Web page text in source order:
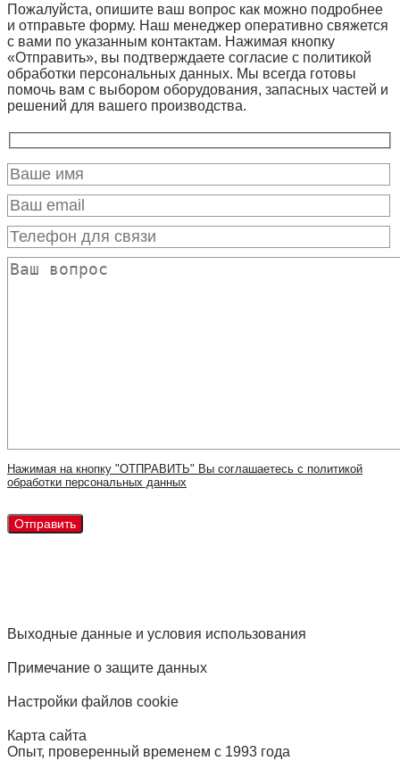
Пожалуйста, опишите ваш вопрос как можно подробнее
и отправьте форму. Наш менеджер оперативно свяжется
с вами по указанным контактам. Нажимая кнопку
«Отправить», вы подтверждаете согласие с политикой
обработки персональных данных. Мы всегда готовы
помочь вам с выбором оборудования, запасных частей и
решений для вашего производства.
Нажимая на кнопку "ОТПРАВИТЬ" Вы соглашаетесь с политикой
обработки персональных данных
Выходные данные и условия использования
Примечание о защите данных
Настройки файлов cookie
Карта сайта
Опыт, проверенный временем с 1993 года